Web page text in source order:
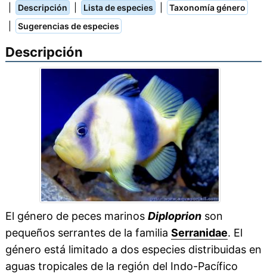
Descripción Lista de especies Taxonomía género
Sugerencias de especies
Descripción
El género de peces marinos Diploprionson
pequeños serrantes de la familia Serranidae. El
género está limitado a dos especies distribuidas en
aguas tropicales de la región del Indo-Pacífico